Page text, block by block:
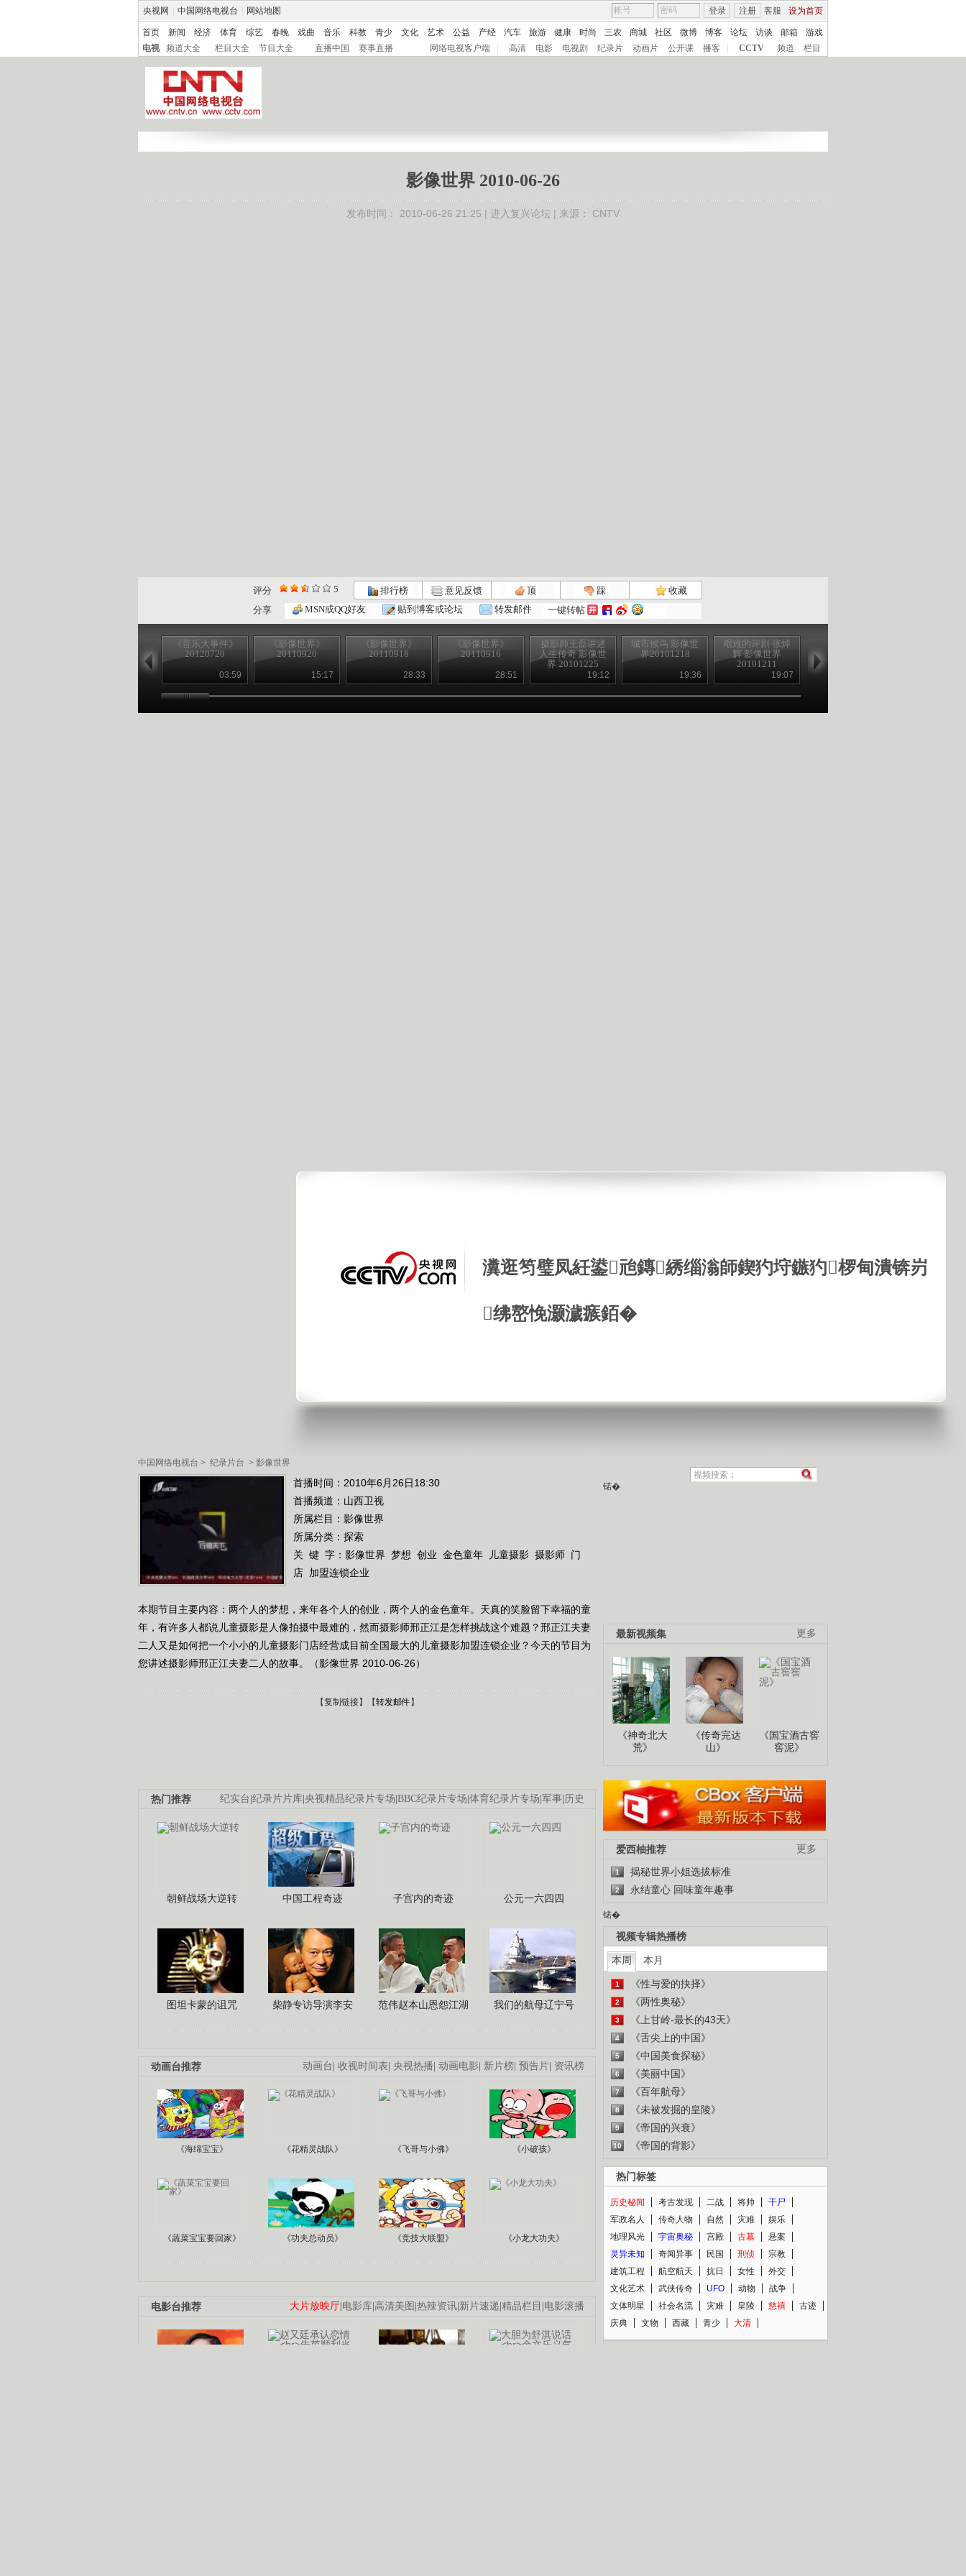
央视网 中国网络电视台 网站地图 客服 设为首页
登录 注册
首页 新闻 经济 体育 综艺 春晚 戏曲 音乐 科教 青少 文化 艺术 公益 产经 汽车 旅游 健康 时尚 三农 商城 社区 微博 博客 论坛 访谈 邮箱
游戏
电视
频道大全 栏目大全 节目大全 直播中国 赛事直播 网络电视客户端 高清 电影 电视剧 纪录片 动画片 公开课 播客 CCTV 频道 栏目
瀵逛笉璧凤紝鍙兘鏄綉缁滃師鍥犳垨鏃犳椤甸潰锛岃
绋嶅悗灏濊瘯銆�
中国网络电视台 > 纪录片台 > 影像世界
影像世界 2010-06-26
发布时间： 2010-06-26 21:25 | 进入复兴论坛 | 来源： CNTV
评分 5 排行榜 意见反馈 顶 踩
收藏
分享
MSN或QQ好友 贴到博客或论坛 转发邮件 一键转帖
《音乐大事件》
20120720
03:59
《影像世界》
20110920
15:17
《影像世界》
20110918
28:33
《影像世界》
20110916
28:51
摄影师王磊讲述
人生传奇 影像世
界 20101225
19:12
城市候鸟 影像世
界20101218
19:36
艰难的评剧 张焯
辉 影像世界
20101211
19:07
首播时间：2010年6月26日18:30
首播频道： 山西卫视
所属栏目： 影像世界
所属分类：探索
关 键 字： 影像世界 梦想 创业 金色童年 儿童摄影 摄影师 门
店 加盟连锁企业
本期节目主要内容：两个人的梦想，来年各个人的创业，两个人的金色童年。天真的笑脸留下幸福的童
年，有许多人都说儿童摄影是人像拍摄中最难的，然而摄影师邢正江是怎样挑战这个难题？邢正江夫妻
二人又是如何把一个小小的儿童摄影门店经营成目前全国最大的儿童摄影加盟连锁企业？今天的节目为
您讲述摄影师邢正江夫妻二人的故事。（影像世界 2010-06-26）
【复制链接】【转发邮件】
纪实台|纪录片片库|央视精品纪录片专场|BBC纪录片专场|体育纪录片专场|军事| 历史
热门推荐
朝鲜战场大逆转 中国工程奇迹 子宫内的奇迹 公元一六四四
图坦卡蒙的诅咒 柴静专访导演李安 范伟赵本山恩怨江湖 我们的航母辽宁号
动画台| 收视时间表| 央视热播| 动画电影| 新片榜| 预告片| 资讯榜
动画台推荐
《海绵宝宝》 《花精灵战队》 《飞哥与小佛》 《小破孩》
《蔬菜宝宝要回家》 《功夫总动员》 《竞技大联盟》 《小龙大功夫》
大片放映厅|电影库|高清美图 |热辣资讯|新片速递|精品栏目 |电影滚播
电影台推荐
锘�
更多
最新视频集
《神奇北大
荒》
《传奇完达
山》
《国宝酒古窖
窖泥》
更多
爱西柚推荐
1 揭秘世界小姐选拔标准
2 永结童心 回味童年趣事
锘�
视频专辑热播榜
本周 本月
1 《性与爱的抉择》
2 《两性奥秘》
3 《上甘岭-最长的43天》
4 《舌尖上的中国》
5 《中国美食探秘》
6 《美丽中国》
7 《百年航母》
8 《未被发掘的皇陵》
9 《帝国的兴衰》
10 《帝国的背影》
热门标签
历史秘闻 考古发现 二战 将帅
干尸
军政名人
传奇人物 自然 灾难
娱乐
地理风光
宇宙奥秘 宫殿 古墓
悬案
灵异未知
奇闻异事 民国 刑侦
宗教
建筑工程
航空航天 抗日 女性
外交
文化艺术
武侠传奇 UFO 动物
战争
文体明星
社会名流 灾难 皇陵 慈禧
古迹
庆典
文物 西藏 青少 大清